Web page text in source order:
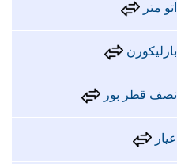
اتو متر
بارليكورن
نصف قطر بور
عيار